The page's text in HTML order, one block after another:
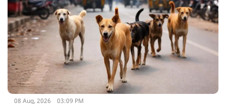
08 Aug, 2026 03:09 PM